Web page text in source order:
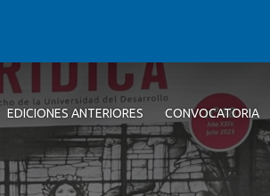
EDICIONES ANTERIORES CONVOCATORIA